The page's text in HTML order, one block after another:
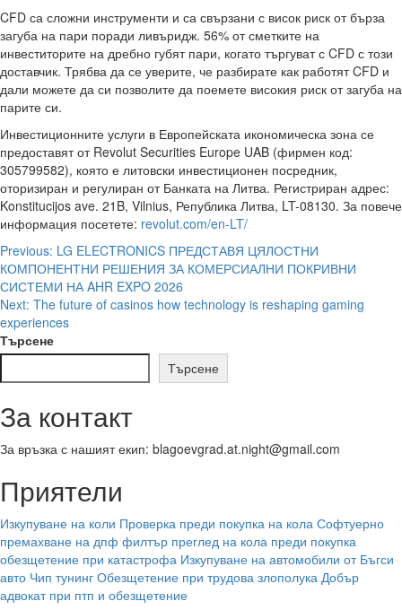
CFD са сложни инструменти и са свързани с висок риск от бърза
загуба на пари поради ливъридж. 56% от сметките на
инвеститорите на дребно губят пари, когато търгуват с CFD с този
доставчик. Трябва да се уверите, че разбирате как работят CFD и
дали можете да си позволите да поемете високия риск от загуба на
парите си.
Инвестиционните услуги в Европейската икономическа зона се
предоставят от Revolut Securities Europe UAB (фирмен код:
305799582), която е литовски инвестиционен посредник,
оторизиран и регулиран от Банката на Литва. Регистриран адрес:
Konstitucijos ave. 21B, Vilnius, Република Литва, LT-08130. За повече
информация посетете: revolut.com/en-LT/
Post
navigation
Previous: LG ELECTRONICS ПРЕДСТАВЯ ЦЯЛОСТНИ
КОМПОНЕНТНИ РЕШЕНИЯ ЗА КОМЕРСИАЛНИ ПОКРИВНИ
СИСТЕМИ НА AHR EXPO 2026
Next: The future of casinos how technology is reshaping gaming
experiences
Търсене
Търсене
За контакт
За връзка с нашият екип: blagoevgrad.at.night@gmail.com
Приятели
Изкупуване на коли Проверка преди покупка на кола Софтуерно
премахване на дпф филтър преглед на кола преди покупка
обезщетение при катастрофа Изкупуване на автомобили от Бъгси
авто Чип тунинг Обезщетение при трудова злополука Добър
адвокат при птп и обезщетение